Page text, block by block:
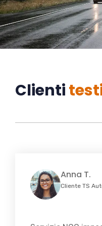
Clienti
Anna T.
Cliente TS